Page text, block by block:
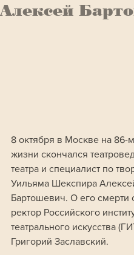
Алексей
8 октября в Москве на 86-
жизни скончался
театра и специалист по
Уильяма Шекспира
Бартошевич. О его смерти
ректор Российского
театрального искусства
Григорий Заславский.